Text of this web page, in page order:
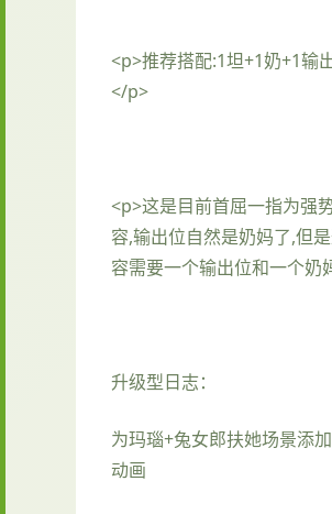
<p>推荐搭配:1坦+1奶+1输
</p>
<p>这是目前首屈一指为强
容,输出位自然是奶妈了,但
容需要一个输出位和一个奶
升级型日志：
为玛瑙+兔女郎扶她场景添
动画